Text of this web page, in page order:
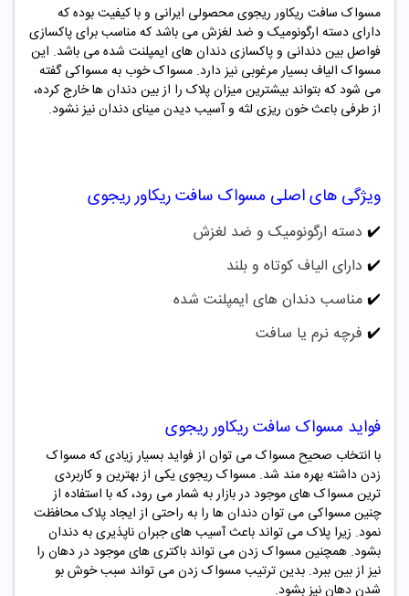
مسواک سافت ریکاور ریجوی محصولی ایرانی و با کیفیت بوده که
دارای دسته ارگونومیک و ضد لغزش می باشد که مناسب برای پاکسازی
فواصل بین دندانی و پاکسازی دندان های ایمپلنت شده می باشد. این
مسواک الیاف بسیار مرغوبی نیز دارد. مسواک خوب به مسواکی گفته
می شود که بتواند بیشترین میزان پلاک را از بین دندان ها خارج کرده،
از طرفی باعث خون ریزی لثه و آسیب دیدن مینای دندان نیز نشود.
ویژگی های اصلی مسواک سافتریکاور ریجوی
✔️ دسته ارگونومیک و ضد لغزش
✔️ دارای الیاف کوتاه و بلند
✔️مناسب دندان های ایمپلنت شده
✔️ فرچه نرم یا سافت
فواید مسواک سافتریکاور ریجوی
با انتخاب صحیح مسواک می توان از فواید بسیار زیادی که مسواک
زدن داشته بهره مند شد. مسواک ریجوییکی از بهترین و کاربردی
ترین مسواک های موجود در بازار به شمار می رود، که با استفاده از
چنین مسواکی می توان دندان ها را به راحتی از ایجاد پلاک محافظت
نمود. زیرا پلاک می تواند باعث آسیب های جبران ناپذیری به دندان
بشود. همچنین مسواک زدن می تواند باکتری های موجود در دهان را
نیز از بین ببرد. بدین ترتیب مسواک زدن می تواند سبب خوش بو
شدن دهان نیز بشود.